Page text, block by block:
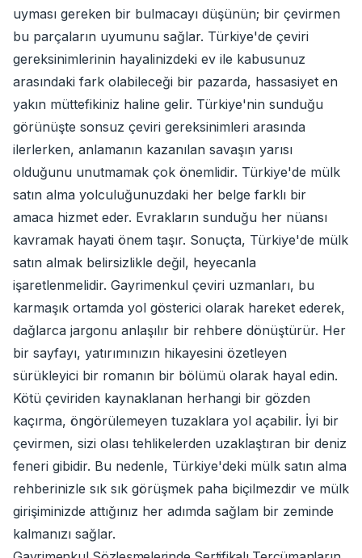
uyması gereken bir bulmacayı düşünün; bir çevirmen
bu parçaların uyumunu sağlar. Türkiye'de çeviri
gereksinimlerinin hayalinizdeki ev ile kabusunuz
arasındaki fark olabileceği bir pazarda, hassasiyet en
yakın müttefikiniz haline gelir. Türkiye'nin sunduğu
görünüşte sonsuz çeviri gereksinimleri arasında
ilerlerken, anlamanın kazanılan savaşın yarısı
olduğunu unutmamak çok önemlidir. Türkiye'de mülk
satın alma yolculuğunuzdaki her belge farklı bir
amaca hizmet eder. Evrakların sunduğu her nüansı
kavramak hayati önem taşır. Sonuçta, Türkiye'de mülk
satın almak belirsizlikle değil, heyecanla
işaretlenmelidir. Gayrimenkul çeviri uzmanları, bu
karmaşık ortamda yol gösterici olarak hareket ederek,
dağlarca jargonu anlaşılır bir rehbere dönüştürür. Her
bir sayfayı, yatırımınızın hikayesini özetleyen
sürükleyici bir romanın bir bölümü olarak hayal edin.
Kötü çeviriden kaynaklanan herhangi bir gözden
kaçırma, öngörülemeyen tuzaklara yol açabilir. İyi bir
çevirmen, sizi olası tehlikelerden uzaklaştıran bir deniz
feneri gibidir. Bu nedenle, Türkiye'deki mülk satın alma
rehberinizle sık sık görüşmek paha biçilmezdir ve mülk
girişiminizde attığınız her adımda sağlam bir zeminde
kalmanızı sağlar.